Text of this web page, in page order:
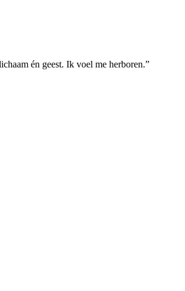
én geest. Ik voel me herboren.”